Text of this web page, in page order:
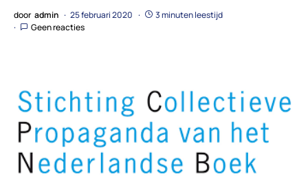
door admin 25 februari 2020
3 minuten leestijd
Geen reacties